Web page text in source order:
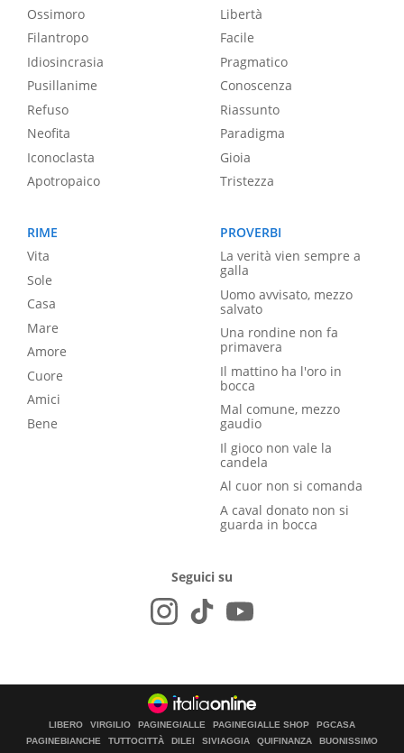
Ossimoro
Filantropo
Idiosincrasia
Pusillanime
Refuso
Neofita
Iconoclasta
Apotropaico
Libertà
Facile
Pragmatico
Conoscenza
Riassunto
Paradigma
Gioia
Tristezza
RIME
Vita
Sole
Casa
Mare
Amore
Cuore
Amici
Bene
PROVERBI
La verità vien sempre a
galla
Uomo avvisato, mezzo
salvato
Una rondine non fa
primavera
Il mattino ha l'oro in
bocca
Mal comune, mezzo
gaudio
Il gioco non vale la
candela
Al cuor non si comanda
A caval donato non si
guarda in bocca
Seguici su
LIBERO VIRGILIO PAGINEGIALLE PAGINEGIALLE SHOP
PGCASA
PAGINEBIANCHE
TUTTOCITTÀ DILEI SIVIAGGIA QUIFINANZA
BUONISSIMO